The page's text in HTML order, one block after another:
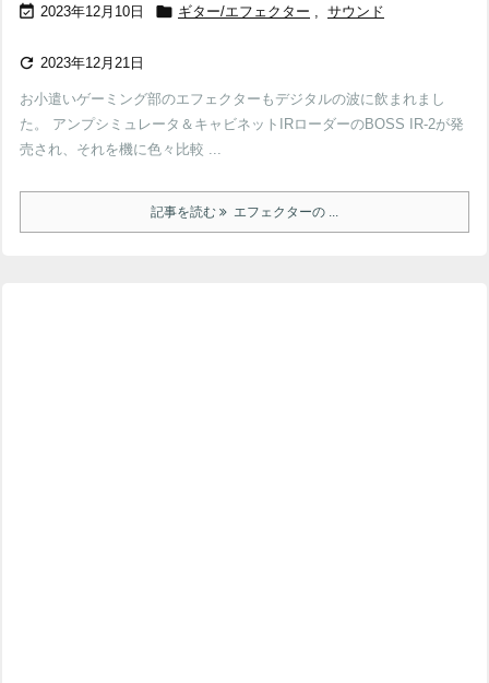
 2023年12月10日  ギター/エフェクター サウンド
 2023年12月21日
お小遣いゲーミング部のエフェクターもデジタルの波に飲まれまし
た。 アンプシミュレータ＆キャビネットIRローダーのBOSS IR-2が発
売され、それを機に色々比較 ...
記事を読む エフェクターの ...